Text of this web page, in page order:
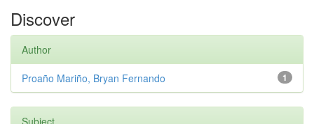
Discover
Author
1
Proaño Mariño, Bryan Fernando
Subject